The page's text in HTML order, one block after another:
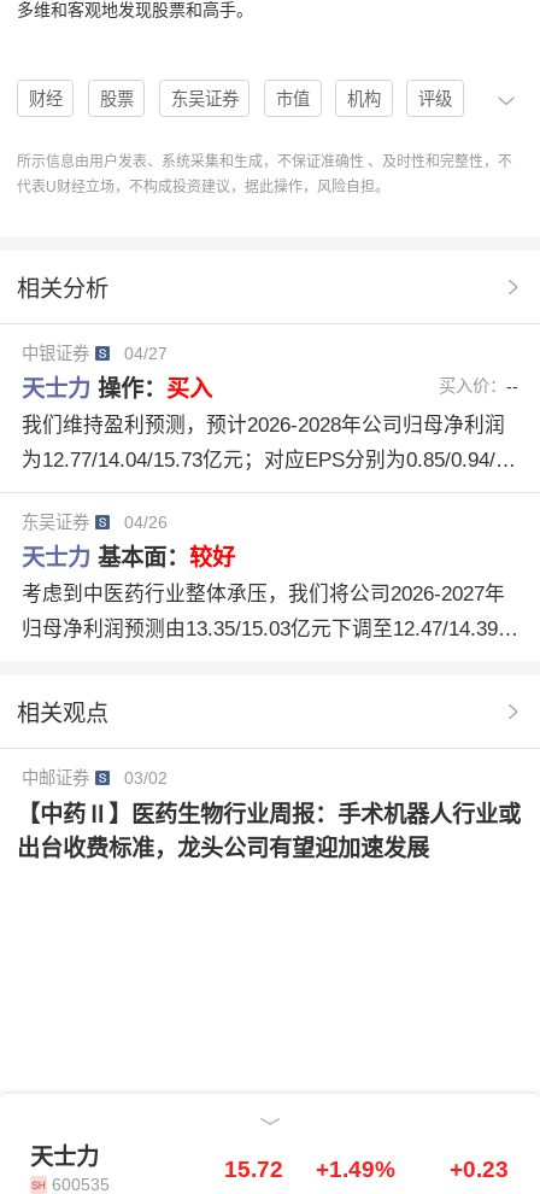
多维和客观地发现股票和高手。
财经 股票 东吴证券 市值 机构 评级
分析 PE 投资建议 买入 新产品
管理费用率
分析系统 操作建议
利润预测 机构评级 Q1业绩表现 中医药行业
华润赋能
所示信息由用户发表、系统采集和生成，不保证准确性 、及时性和完整性，不
代表U财经立场，不构成投资建议，据此操作，风险自担。
相关分析
中银证券 04/27
天士力 操作： 买入 买入价：--
我们维持盈利预测，预计2026-2028年公司归母净利润
为12.77/14.04/15.73亿元；对应EPS分别为0.85/0.94/1.
05元，截止到4月24日收盘价，对应PE为17.1/15.6/13.9
倍。公司与华润业务协同持续深入，核心品种放量有望
提速，同时在研品种储备丰富，有望为公司贡献增长动
能，我们维持买入评级。 评级面临的主要风险 研发进
展不及预期风险，新产品放量不及预期风险，临床数据
东吴证券 04/26
天士力 基本面： 较好
考虑到中医药行业整体承压，我们将公司2026-2027年
归母净利润预测由13.35/15.03亿元下调至12.47/14.39亿
前市值对应PE为18/15/13X；同时考虑到华润赋能+创
维持“买入”评级。
相关观点
中邮证券 03/02
【中药Ⅱ】医药生物行业周报：手术机器人行业或
出台收费标准，龙头公司有望迎加速发展
天士力
天士力
600535
15.72 +1.49% +0.23